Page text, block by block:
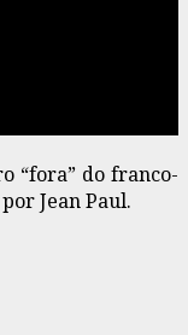
“fora” do franco-
Jean Paul.